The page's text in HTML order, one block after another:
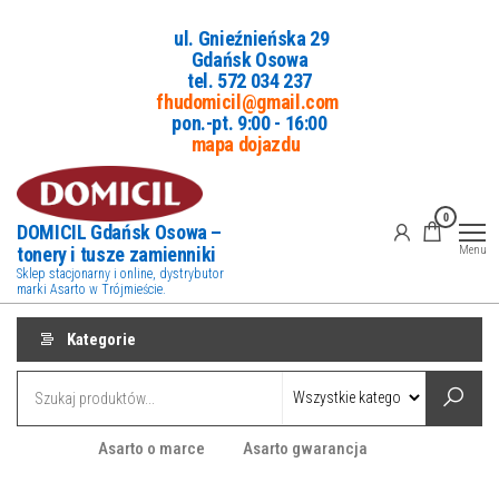
ul. Gnieźnieńska 29
Gdańsk Osowa
tel. 572 034 237
fhudomicil@gmail.com
pon.-pt. 9:00 - 16:00
mapa dojazdu
DOMICIL Gdańsk Osowa –
tonery i tusze zamienniki
Sklep stacjonarny i online, dystrybutor
marki Asarto w Trójmieście.
0
Menu
Kategorie
Asarto o marce Asarto gwarancja